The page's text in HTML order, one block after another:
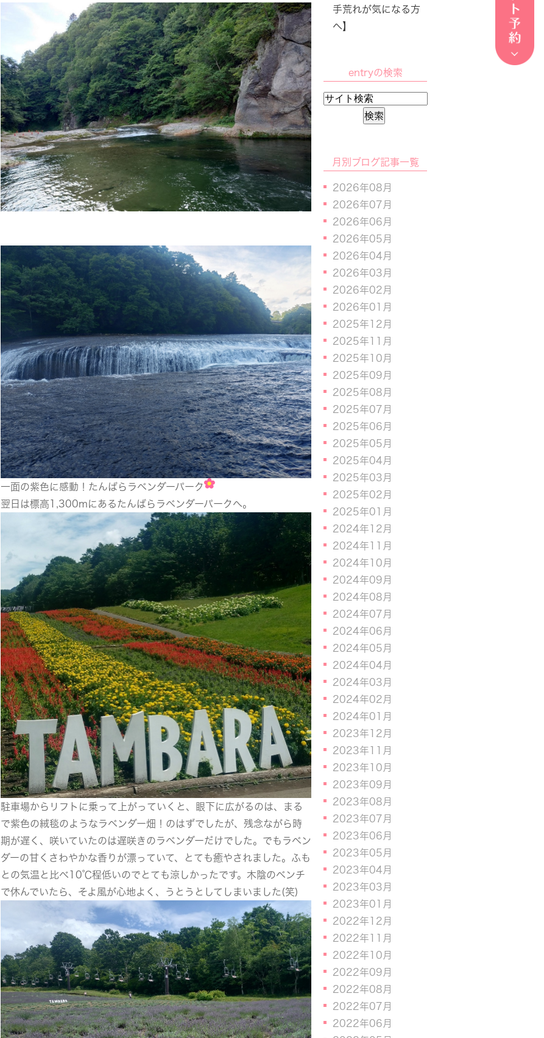
一面の紫色に感動！たんばらラベンダーパーク
翌日は標高1,300mにあるたんばらラベンダーパークへ。
駐車場からリフトに乗って上がっていくと、眼下に広がるのは、まる
で紫色の絨毯のようなラベンダー畑！のはずでしたが、残念ながら時
期が遅く、咲いていたのは遅咲きのラベンダーだけでした。でもラベン
ダーの甘くさわやかな香りが漂っていて、とても癒やされました。ふも
との気温と比べ10℃程低いのでとても涼しかったです。木陰のベンチ
で休んでいたら、そよ風が心地よく、うとうとしてしまいました(笑)
手荒れが気になる方
へ】
entryの検索
月別ブログ記事一覧
2026年08月
2026年07月
2026年06月
2026年05月
2026年04月
2026年03月
2026年02月
2026年01月
2025年12月
2025年11月
2025年10月
2025年09月
2025年08月
2025年07月
2025年06月
2025年05月
2025年04月
2025年03月
2025年02月
2025年01月
2024年12月
2024年11月
2024年10月
2024年09月
2024年08月
2024年07月
2024年06月
2024年05月
2024年04月
2024年03月
2024年02月
2024年01月
2023年12月
2023年11月
2023年10月
2023年09月
2023年08月
2023年07月
2023年06月
2023年05月
2023年04月
2023年03月
2023年01月
2022年12月
2022年11月
2022年10月
2022年09月
2022年08月
2022年07月
2022年06月